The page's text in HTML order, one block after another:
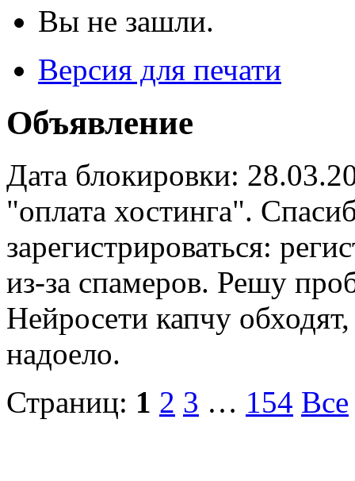
Вы не зашли.
Версия для печати
Объявление
Дата блокировки:
"оплата хостинга".
зарегистрироваться:
из-за спамеров. Решу
Нейросети капчу
надоело.
Страниц: 1 2 3 … 154 Все